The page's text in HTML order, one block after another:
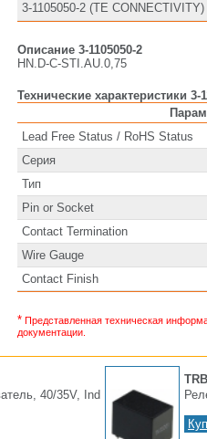
3-1105050-2 (TE CONNECTIVITY)
Описание 3-1105050-2
HN.D-C-STI.AU.0,75
Технические характеристики 3-
Lead Free Status / RoHS Status
Серия
Тип
Pin or Socket
Contact Termination
Wire Gauge
Contact Finish
* Представленная техническая
документации.
40/35V, Ind